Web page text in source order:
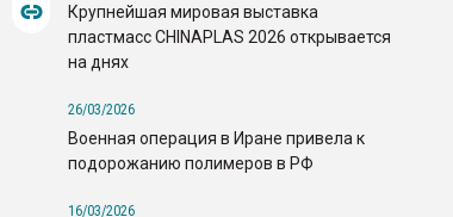
Крупнейшая мировая выставка
пластмасс CHINAPLAS 2026 открывается
на днях
26/03/2026
Военная операция в Иране привела к
подорожанию полимеров в РФ
16/03/2026